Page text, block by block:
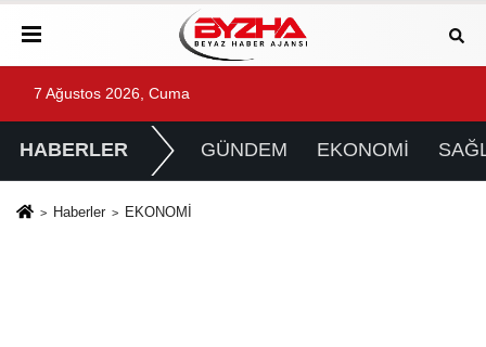
7 Ağustos 2026, Cuma
HABERLER GÜNDEM EKONOMİ
Haberler EKONOMİ